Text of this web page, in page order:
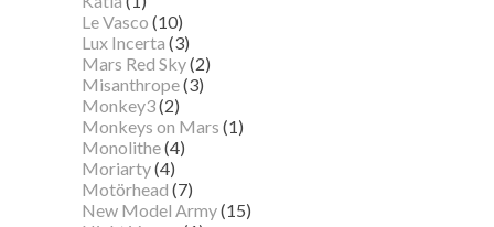
Le Vasco (10)
Lux Incerta (3)
Mars Red Sky(2)
Misanthrope(3)
Monkey3(2)
Monkeys on Mars (1)
Monolithe(4)
Moriarty(4)
Motörhead (7)
New Model Army(15)